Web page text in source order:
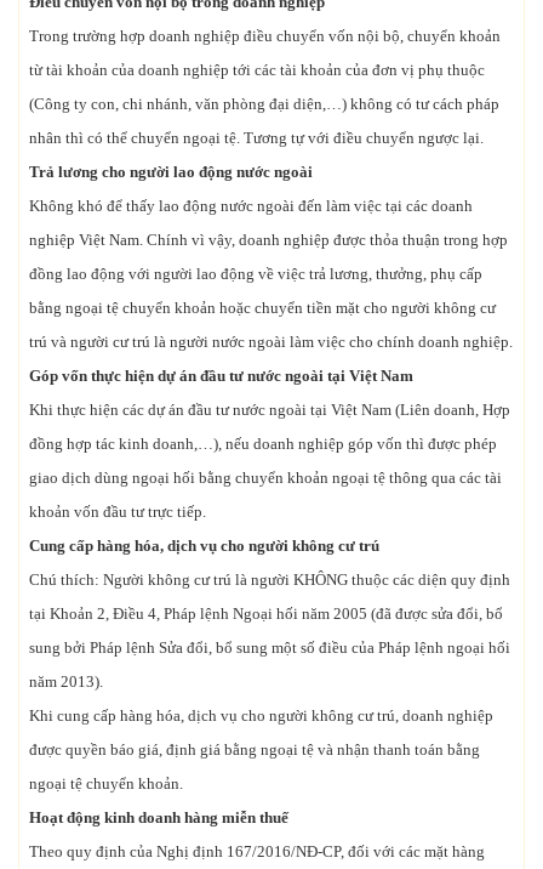
Trong trường hợp doanh nghiệp điều chuyển vốn nội bộ, chuyển khoản
từ tài khoản của doanh nghiệp tới các tài khoản của đơn vị phụ thuộc
(Công ty con, chi nhánh, văn phòng đại diện,…) không có tư cách pháp
nhân thì có thể chuyển ngoại tệ. Tương tự với điều chuyển ngược lại.
Trả lương cho người lao động nước ngoài
Không khó để thấy lao động nước ngoài đến làm việc tại các doanh
nghiệp Việt Nam. Chính vì vậy, doanh nghiệp được thỏa thuận trong hợp
đồng lao động với người lao động về việc trả lương, thưởng, phụ cấp
bằng ngoại tệ chuyển khoản hoặc chuyển tiền mặt cho người không cư
trú và người cư trú là người nước ngoài làm việc cho chính doanh nghiệp.
Góp vốn thực hiện dự án đầu tư nước ngoài tại Việt Nam
Khi thực hiện các dự án đầu tư nước ngoài tại Việt Nam (Liên doanh, Hợp
đồng hợp tác kinh doanh,…), nếu doanh nghiệp góp vốn thì được phép
giao dịch dùng ngoại hối bằng chuyển khoản ngoại tệ thông qua các tài
khoản vốn đầu tư trực tiếp.
Cung cấp hàng hóa, dịch vụ cho người không cư trú
Chú thích: Người không cư trú là người KHÔNG thuộc các diện quy định
tại Khoản 2, Điều 4, Pháp lệnh Ngoại hối năm 2005 (đã được sửa đổi, bổ
sung bởi Pháp lệnh Sửa đổi, bổ sung một số điều của Pháp lệnh ngoại hối
năm 2013).
Khi cung cấp hàng hóa, dịch vụ cho người không cư trú, doanh nghiệp
được quyền báo giá, định giá bằng ngoại tệ và nhận thanh toán bằng
ngoại tệ chuyển khoản.
Hoạt động kinh doanh hàng miễn thuế
Theo quy định của Nghị định 167/2016/NĐ-CP, đối với các mặt hàng